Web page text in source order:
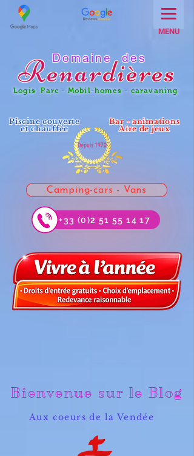
MENU
Domaine des
Renardières
Parc - Mobil-homes - caravaning
Piscine couverte
et chauffée
Bar - animations
Aire de jeux
Camping-cars - Vans
+33 (0)2 51 55 14 17
Bienvenue sur le Blog
Aux coeurs de la Vendée